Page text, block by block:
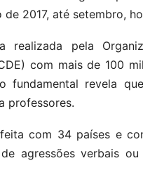
de 2017, até setembro,
realizada pela
com mais de 100
fundamental revela
professores.
com 34 países e
agressões verbais